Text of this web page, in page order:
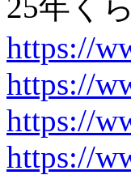
https://
https://
https://
https://